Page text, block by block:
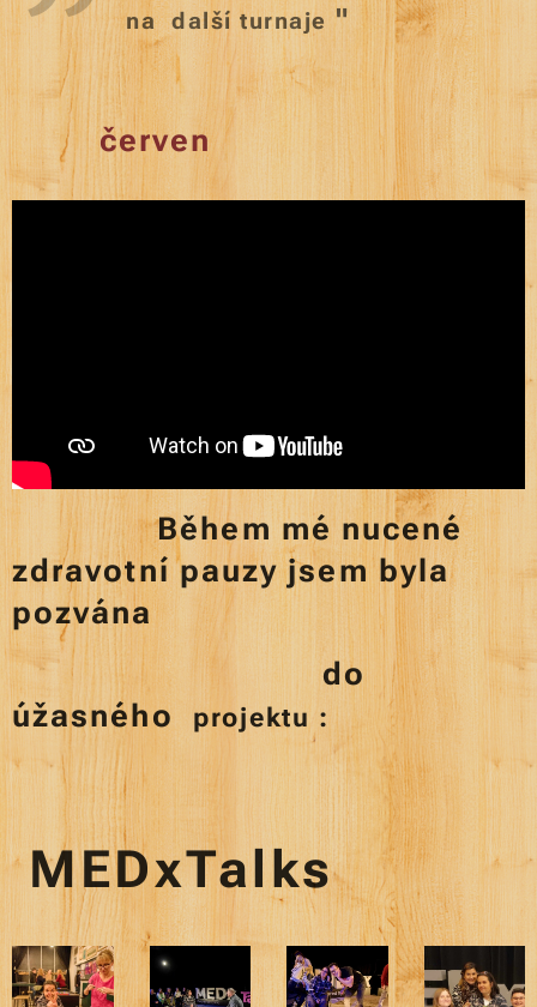
na další turnaje "
červen
Během mé nucené
zdravotní pauzy jsem byla
pozvána
do
úžasného
projektu :
MEDxTalks